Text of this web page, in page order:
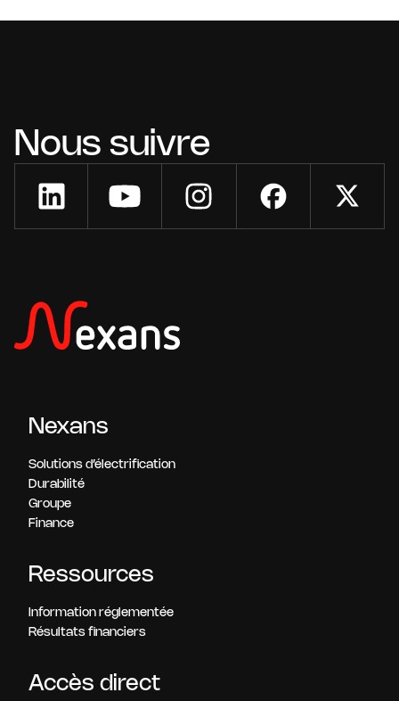
Nous suivre
Nexans
Solutions d’électrification
Durabilité
Groupe
Finance
Ressources
Information réglementée
Résultats financiers
Accès direct